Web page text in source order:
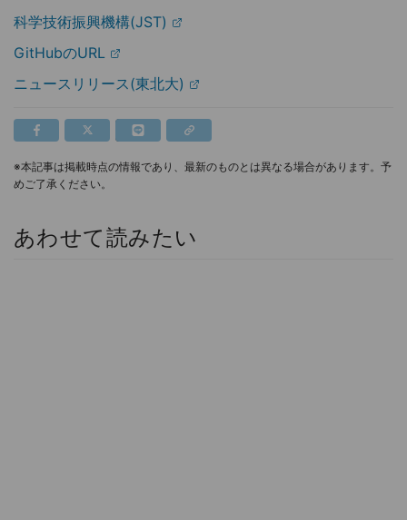
科学技術振興機構(JST)
GitHubのURL
ニュースリリース(東北大)
※本記事は掲載時点の情報であり、最新のものとは異なる場合があります。予
めご了承ください。
あわせて読みたい